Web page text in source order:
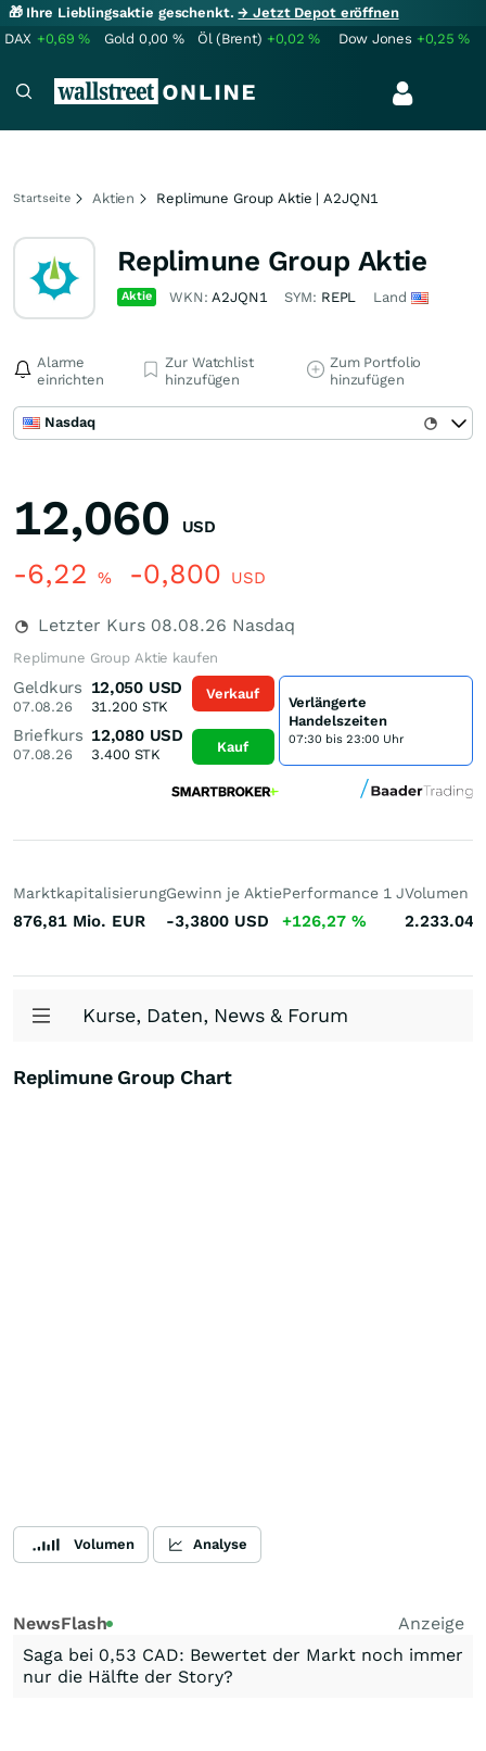
🎁 Ihre Lieblingsaktie geschenkt.→ Jetzt Depot eröffnen
DAX +0,69% Gold 0,00 % Öl (Brent) +0,02% Dow Jones +0,25%
Startseite Aktien Replimune Group Aktie | A2JQN1
Replimune Group Aktie
Aktie WKN:A2JQN1 SYM: REPL Land
Alarme
einrichten
Zur Watchlist
hinzufügen
Zum Portfolio
hinzufügen
Nasdaq
12,060 USD
-6,22 % -0,800 USD
Letzter Kurs 08.08.26 Nasdaq
Replimune Group Aktie kaufen
Geldkurs
07.08.26
12,050 USD
31.200STK
Briefkurs
07.08.26
12,080 USD
3.400STK
Verkauf
Kauf
Verlängerte
Handelszeiten
07:30 bis 23:00 Uhr
Marktkapitalisierung
876,81 Mio. EUR
Gewinn je Aktie
-3,3800 USD
Performance 1 J
+126,27 %
Volumen
2.233.043
Kurse, Daten, News & Forum
Replimune Group Chart
Volumen Analyse
NewsFlash
Anzeige
Saga bei 0,53 CAD: Bewertet der Markt noch immer
nur die Hälfte der Story?